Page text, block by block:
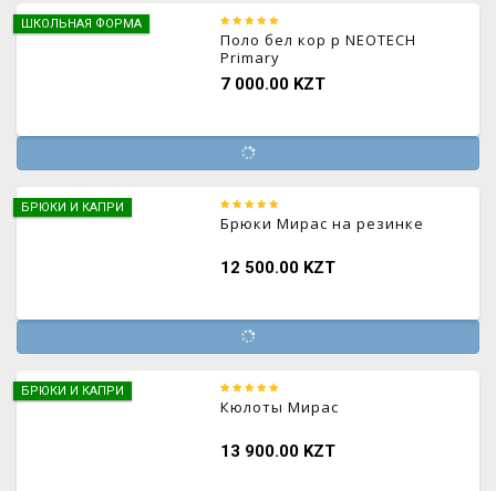
ШКОЛЬНАЯ ФОРМА
Поло бел кор р NEOTECH
Primary
7 000.00 KZT
БРЮКИ И КАПРИ
Брюки Мирас на резинке
12 500.00 KZT
БРЮКИ И КАПРИ
Кюлоты Мирас
13 900.00 KZT